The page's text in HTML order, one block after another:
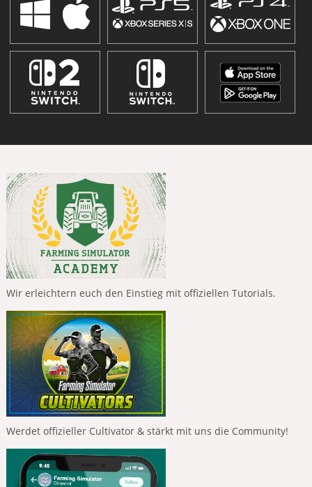
Wir erleichtern euch den Einstieg mit offiziellen Tutorials.
Werdet offizieller Cultivator & stärkt mit uns die Community!